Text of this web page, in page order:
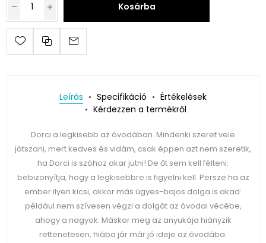
Kosárba
Leírás Specifikáció
Értékelések
Kérdezzen a termékről
Dorci a legkisebb az óvodában. Mindenki szeret vele
játszani, mert kedves és vidám, csak éppen azt nem szeretik,
ha Dorci is szóhoz akar jutni! De őt sem kell félteni:
bebizonyítja, hogy a legkisebbre is figyelni kell. Persze ha az
ember ilyen kicsi, akkor más ügyes-bajos dolga is akad:
például nem szívesen végzi a dolgát az óvodai vécébe,
ahogy a nagyok. Máskor meg az anyukája hiányzik
rettenetesen, hiába jár már jó ideje az óvodába.